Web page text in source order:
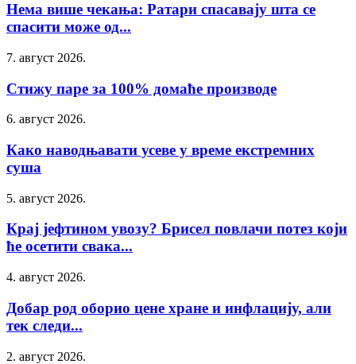
Нема више чекања: Ратари спасавају шта се
спасити може од...
7. август 2026.
Стижу паре за 100% домаће производе
6. август 2026.
Како наводњавати усеве у време екстремних
суша
5. август 2026.
Крај јефтином увозу? Брисел повлачи потез који
ће осетити свака...
4. август 2026.
Добар род оборио цене хране и инфлацију, али
тек следи...
2. август 2026.